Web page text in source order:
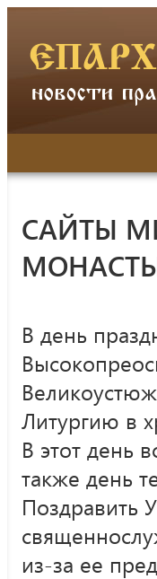
САЙТЫ
В день
Литургию в
В этот день
также день
Поздравить
из-за ее